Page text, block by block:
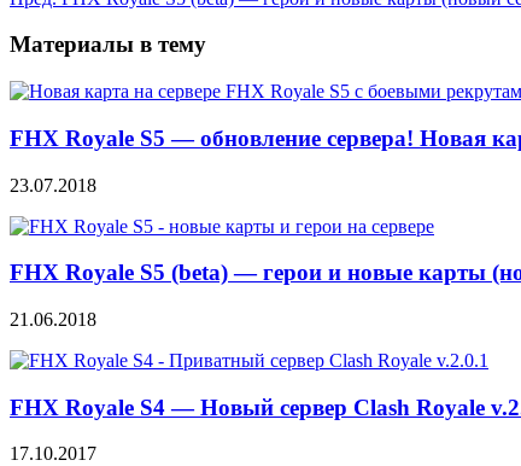
Материалы в тему
FHX Royale S5 — обновление сервера! Новая
23.07.2018
FHX Royale S5 (beta) — герои и новые карты
21.06.2018
FHX Royale S4 — Новый сервер Clash Royale
17.10.2017